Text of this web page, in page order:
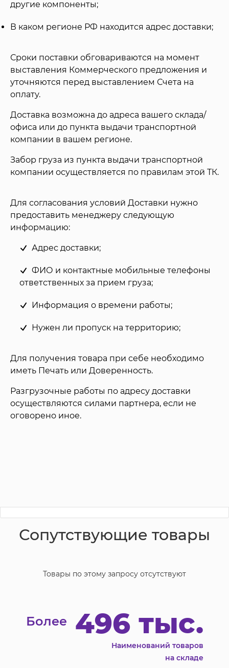
другие компоненты;
В каком регионе РФ находится адрес доставки;
Сроки поставки обговариваются на момент
выставления Коммерческого предложения и
уточняются перед выставлением Счета на
оплату.
Доставка возможна до адреса вашего склада/
офиса или до пункта выдачи транспортной
компании в вашем регионе.
Забор груза из пункта выдачи транспортной
компании осуществляется по правилам этой ТК.
Для согласования условий Доставки нужно
предоставить менеджеру следующую
информацию:
Адрес доставки;
ФИО и контактные мобильные телефоны
ответственных за прием груза;
Информация о времени работы;
Нужен ли пропуск на территорию;
Для получения товара при себе необходимо
иметь Печать или Доверенность.
Разгрузочные работы по адресу доставки
осуществляются силами партнера, если не
оговорено иное.
Сопутствующие товары
Товары по этому запросу отсутствуют
Более 496 тыс.
Наименований товаров
на складе